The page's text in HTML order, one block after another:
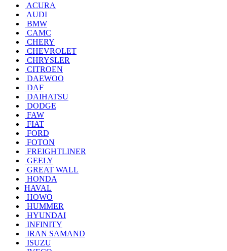
ACURA
AUDI
BMW
CAMC
CHERY
CHEVROLET
CHRYSLER
CITROEN
DAEWOO
DAF
DAIHATSU
DODGE
FAW
FIAT
FORD
FOTON
FREIGHTLINER
GEELY
GREAT WALL
HONDA
HAVAL
HOWO
HUMMER
HYUNDAI
INFINITY
IRAN SAMAND
ISUZU